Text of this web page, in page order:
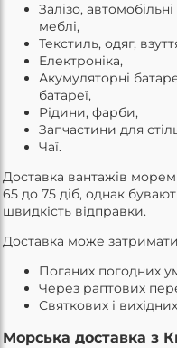
Залізо,
меблі,
Текстиль, одяг,
Електроніка,
Акумуляторні
батареї,
Рідини, фарби,
Запчастини для
Чаї.
Доставка вантажів
65 до 75 діб, однак
швидкість відправки.
Доставка може
Поганих погодних
Через раптових
Святкових і
Морська доставка з